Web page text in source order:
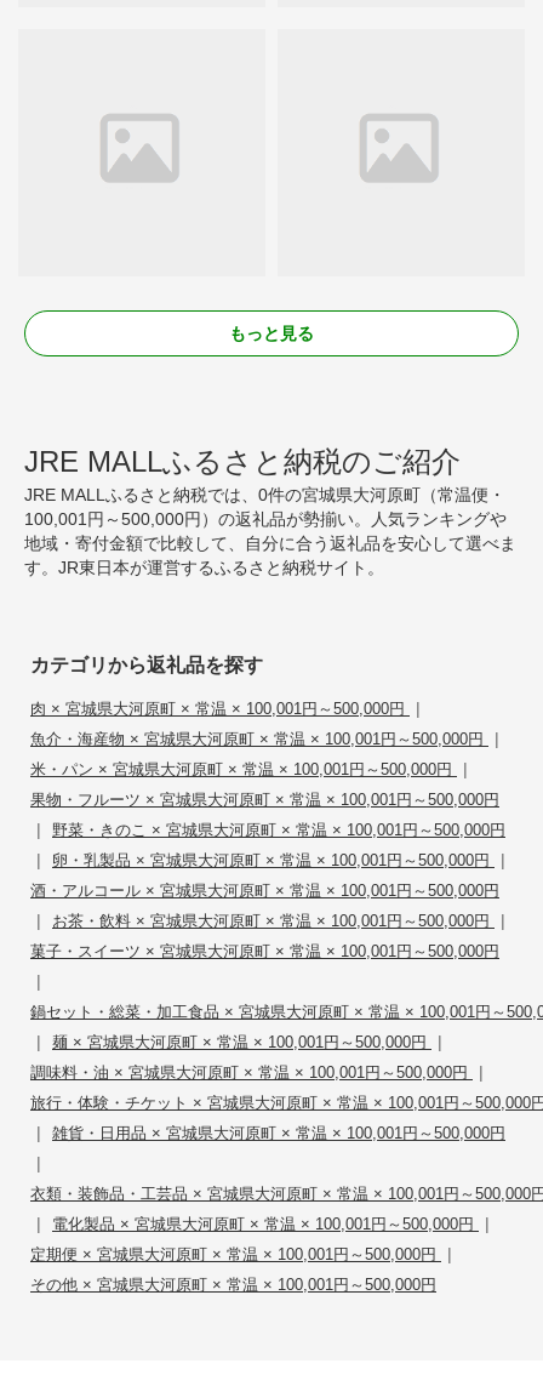
もっと見る
JRE MALLふるさと納税のご紹介
JRE MALLふるさと納税では、0件の宮城県大河原町（常温便・
100,001円～500,000円）の返礼品が勢揃い。人気ランキングや
地域・寄付金額で比較して、自分に合う返礼品を安心して選べま
す。JR東日本が運営するふるさと納税サイト。
カテゴリから返礼品を探す
肉 × 宮城県大河原町 × 常温 × 100,001円～500,000円 |
魚介・海産物 × 宮城県大河原町 × 常温 × 100,001円～500,000円 |
米・パン × 宮城県大河原町 × 常温 × 100,001円～500,000円 |
果物・フルーツ × 宮城県大河原町 × 常温 × 100,001円～500,000円
| 野菜・きのこ × 宮城県大河原町 × 常温 × 100,001円～500,000円
| 卵・乳製品 × 宮城県大河原町 × 常温 × 100,001円～500,000円 |
酒・アルコール × 宮城県大河原町 × 常温 × 100,001円～500,000円
| お茶・飲料 × 宮城県大河原町 × 常温 × 100,001円～500,000円 |
菓子・スイーツ × 宮城県大河原町 × 常温 × 100,001円～500,000円
|
鍋セット・総菜・加工食品 × 宮城県大河原町 × 常温 × 100,001円～
| 麺 × 宮城県大河原町 × 常温 × 100,001円～500,000円 |
調味料・油 × 宮城県大河原町 × 常温 × 100,001円～500,000円 |
旅行・体験・チケット × 宮城県大河原町 × 常温 × 100,001円～500,000
| 雑貨・日用品 × 宮城県大河原町 × 常温 × 100,001円～500,000円
|
衣類・装飾品・工芸品 × 宮城県大河原町 × 常温 × 100,001円～500,000
| 電化製品 × 宮城県大河原町 × 常温 × 100,001円～500,000円 |
定期便 × 宮城県大河原町 × 常温 × 100,001円～500,000円 |
その他 × 宮城県大河原町 × 常温 × 100,001円～500,000円